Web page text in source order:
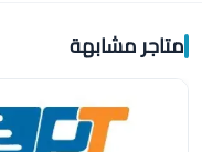
متاجر مشابهة